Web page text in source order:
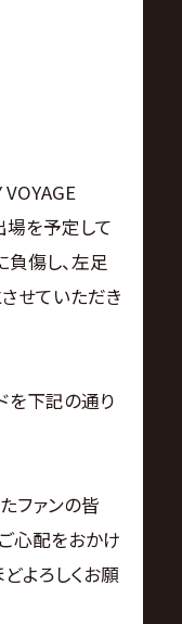
場を予定して
負傷し、左足
せていただき
を下記の通り
ファンの皆
心配をおかけ
よろしくお願